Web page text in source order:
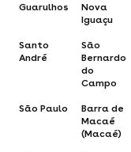
Guarulhos
Nova
Iguaçu
Santo
André
São
Bernardo
do
Campo
São Paulo
Barra de
Macaé
(Macaé)